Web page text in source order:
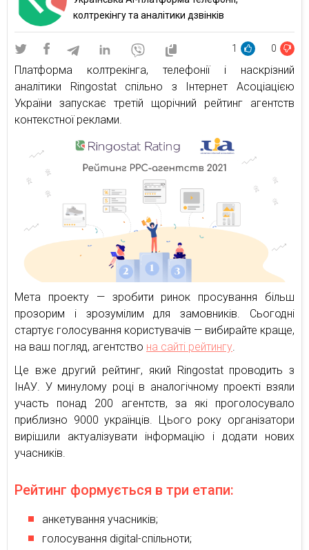
колтрекінгу та аналітики дзвінків
1 0
Платформа колтрекінга, телефонії і наскрізний
аналітики Ringostat спільно з Інтернет Асоціацією
України запускає третій щорічний рейтинг агентств
контекстної реклами.
Мета проекту — зробити ринок просування більш
прозорим і зрозумілим для замовників. Сьогодні
стартує голосування користувачів — вибирайте краще,
на ваш погляд, агентство на сайті рейтингу.
Це вже другий рейтинг, який Ringostat проводить з
ІнАУ. У минулому році в аналогічному проекті взяли
участь понад 200 агентств, за які проголосувало
приблизно 9000 українців. Цього року організатори
вирішили актуалізувати інформацію і додати нових
учасників.
Рейтинг формується в три етапи:
анкетування учасників;
голосування digital-спільноти;